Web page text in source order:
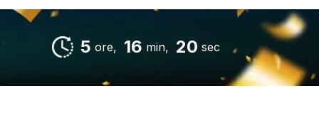
5 ore, 16 min, 19 sec